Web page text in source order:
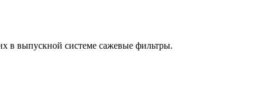
в выпускной системе сажевые фильтры.